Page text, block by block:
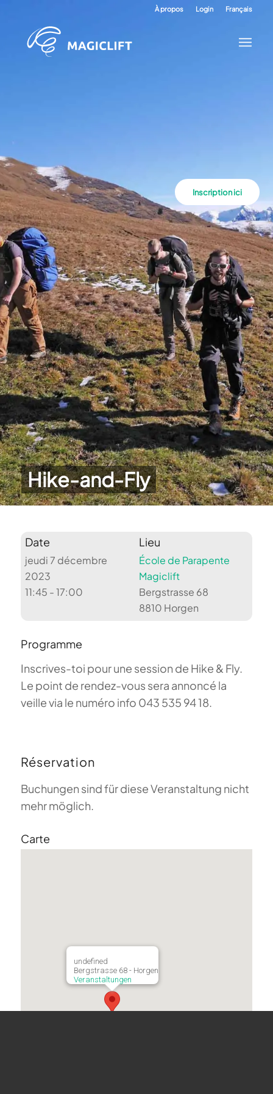
À propos Login Français
Hike-and-Fly
Inscription ici
Date
jeudi 7 décembre
2023
11:45 - 17:00
Lieu
École de Parapente
Magiclift
Bergstrasse 68
8810 Horgen
Programme
Inscrives-toi pour une session de Hike & Fly.
Le point de rendez-vous sera annoncé la
veille via le numéro info 043 535 94 18.
Réservation
Buchungen sind für diese Veranstaltung nicht
mehr möglich.
Carte
undefined
Bergstrasse 68 - Horgen
Veranstaltungen